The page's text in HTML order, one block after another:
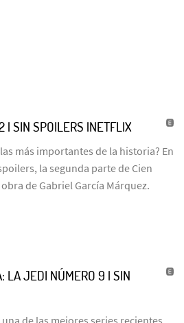
| SIN SPOILERS |NETFLIX
más importantes de la historia? En
la segunda parte de Cien
de Gabriel García Márquez.
LA JEDI NÚMERO 9 | SIN
de las mejores series recientes